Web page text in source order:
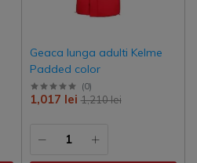
Geaca lunga adulti Kelme
Padded color
(0)
1,210 lei
1,017 lei